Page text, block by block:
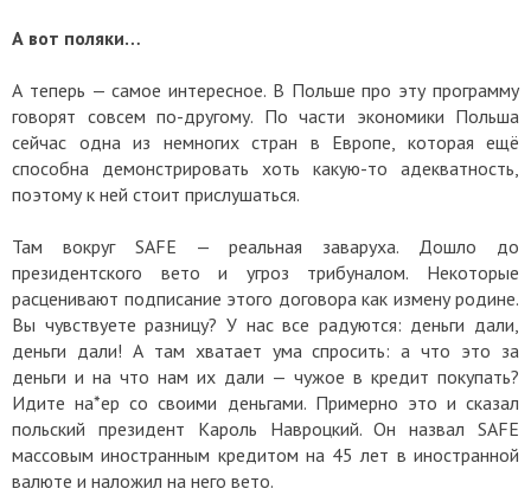
А вот поляки…
А теперь — самое интересное. В Польше про эту программу
говорят совсем по-другому. По части экономики Польша
сейчас одна из немногих стран в Европе, которая ещё
способна демонстрировать хоть какую-то адекватность,
поэтому к ней стоит прислушаться.
Там вокруг SAFE — реальная заваруха. Дошло до
президентского вето и угроз трибуналом. Некоторые
расценивают подписание этого договора как измену родине.
Вы чувствуете разницу? У нас все радуются: деньги дали,
деньги дали! А там хватает ума спросить: а что это за
деньги и на что нам их дали — чужое в кредит покупать?
Идите на*ер со своими деньгами. Примерно это и сказал
польский президент Кароль Навроцкий. Он назвал SAFE
массовым иностранным кредитом на 45 лет в иностранной
валюте и наложил на него вето.